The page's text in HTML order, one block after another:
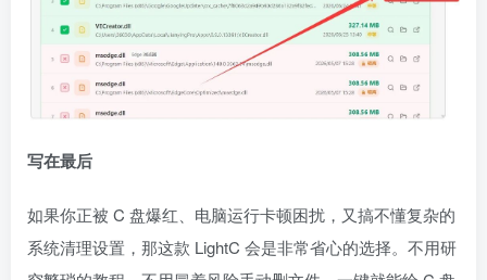
写在最后
如果你正被 C 盘爆红、电脑运行卡顿困扰，又搞不懂复杂的
系统清理设置，那这款 LightC 会是非常省心的选择。不用研